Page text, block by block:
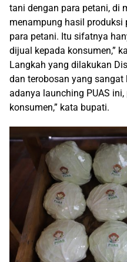
tani dengan para petani, di
menampung hasil produksi
para petani. Itu sifatnya
dijual kepada konsumen,”
Langkah yang dilakukan
dan terobosan yang sangat
adanya launching PUAS
konsumen,” kata bupati.